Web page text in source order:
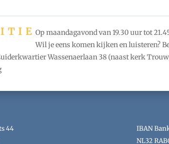
Op maandagavond van 19.30 uur tot
Wil je eens komen kijken en luisteren?
Wassenaerlaan 38 (naast kerk
44
IBAN
NL32